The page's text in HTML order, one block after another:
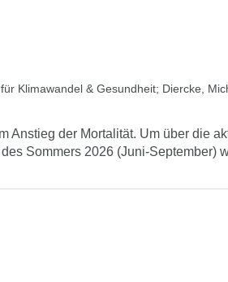
Klimawandel & Gesundheit; Diercke,
Anstieg der Mortalität. Um über die
Sommers 2026 (Juni-September)